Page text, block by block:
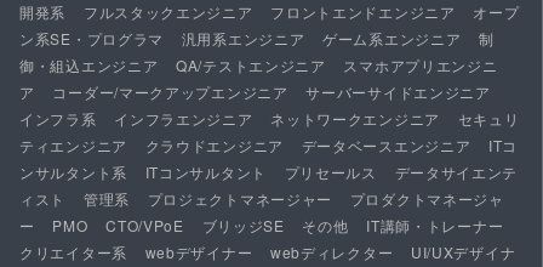
開発系 フルスタックエンジニア フロントエンドエンジニア
オープ
ン系SE・プログラマ
汎用系エンジニア ゲーム系エンジニア
制
御・組込エンジニア
QA/テストエンジニア
スマホアプリエンジニ
ア
コーダー/マークアップエンジニア
サーバーサイドエンジニア
インフラ系
インフラエンジニア ネットワークエンジニア
セキュリ
ティエンジニア
クラウドエンジニア データベースエンジニア
ITコ
ンサルタント系
ITコンサルタント プリセールス
データサイエンテ
ィスト
管理系 プロジェクトマネージャー
プロダクトマネージャ
ー
PMO CTO/VPoE ブリッジSE その他
IT講師・トレーナー
クリエイター系
webデザイナー webディレクター
UI/UXデザイナ